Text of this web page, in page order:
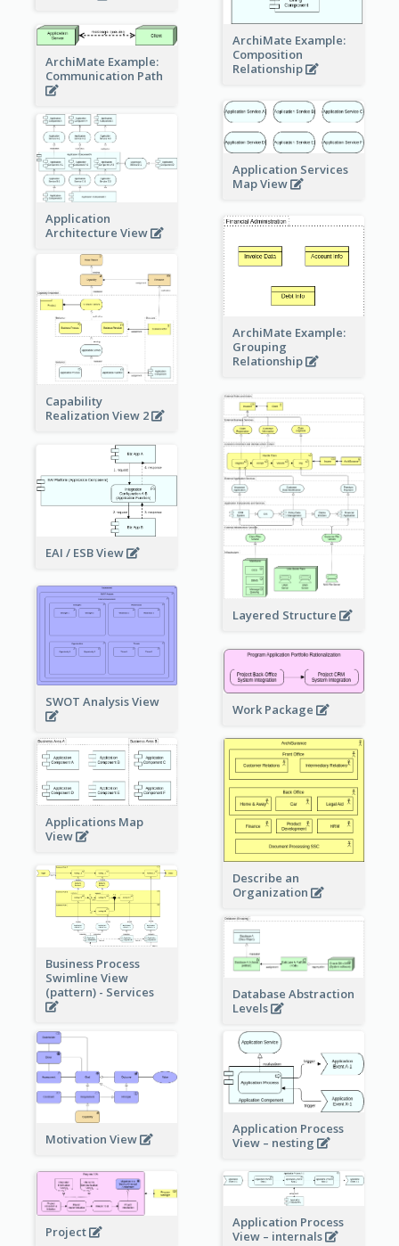
ArchiMate Example:
Composition
Relationship
ArchiMate Example:
Communication Path
Application Services
Map View
Application
Architecture View
ArchiMate Example:
Grouping
Relationship
Capability
Realization View 2
Layered Structure
EAI / ESB View
SWOT Analysis View Work Package
Applications Map
View
Describe an
Organization
Business Process
Swimline View
(pattern) - Services
Database Abstraction
Levels
Motivation View
Application Process
View – nesting
Project
Application Process
View – internals